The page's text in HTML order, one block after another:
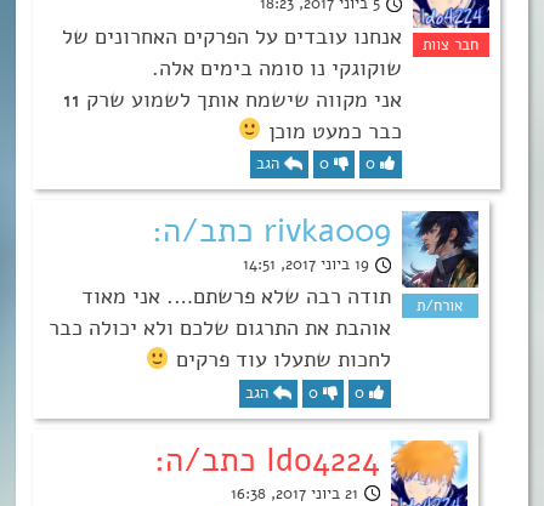
אנחנו עובדים על הפרקים האחרונים של
שוקוגקי נו סומה בימים אלה.
אני מקווה שישמח אותך לשמוע שרק 11
כבר כמעט מוכן
0
0 הגב
rivka009 כתב/ה:
19 ביוני 2017, 14:51
תודה רבה שלא פרשתם…. אני מאוד
אוהבת את התרגום שלכם ולא יכולה כבר
לחכות שתעלו עוד פרקים
0
0 הגב
Ido4224 כתב/ה:
21 ביוני 2017, 16:38